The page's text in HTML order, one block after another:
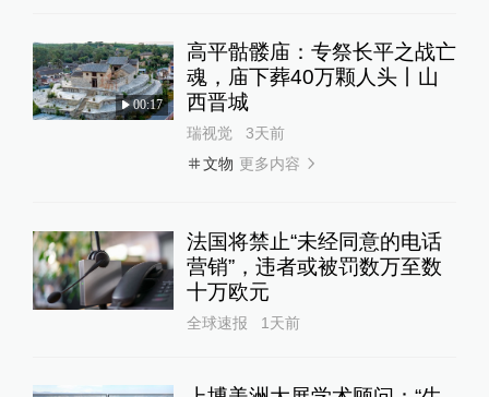
00:17
高平骷髅庙：专祭长平之战亡
魂，庙下葬40万颗人头丨山
西晋城
瑞视觉
3天前
文物 更多内容
法国将禁止“未经同意的电话
营销”，违者或被罚数万至数
十万欧元
全球速报 1天前